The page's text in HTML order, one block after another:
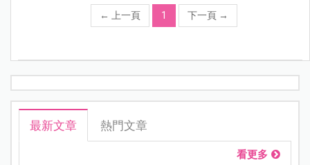
← 上一頁 1 下一頁 →
最新文章 熱門文章
看更多